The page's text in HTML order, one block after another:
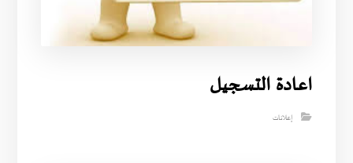
اعادة التسجيل
إعلانات